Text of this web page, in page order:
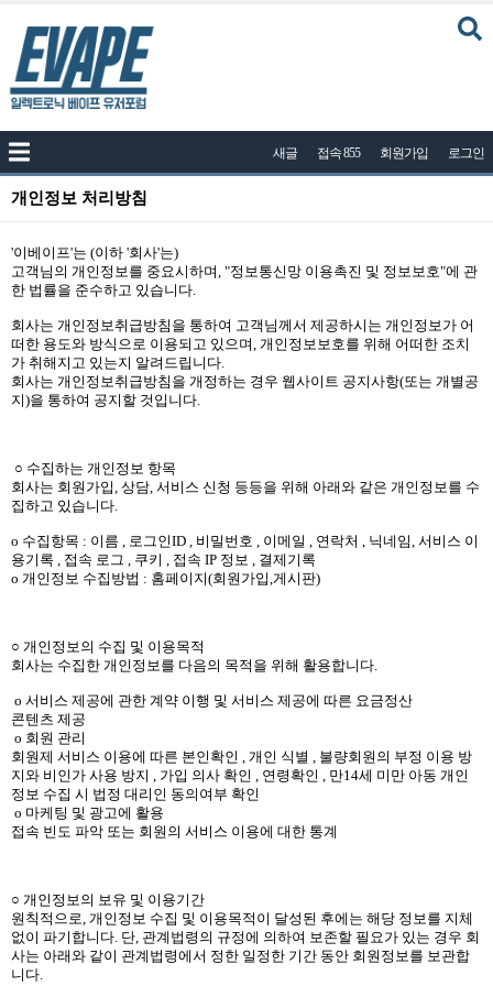
공지사항
나눔이벤트
질문답변
건의게시판
액상
리뷰게시판
레시피계산기
업체
모더게시판
제휴업체
트레이드
판매
나눔
거래후기
즐겨찾기
새글 접속 855 회원가입 로그인
개인정보 처리방침
'이베이프'는 (이하 '회사'는)
고객님의 개인정보를 중요시하며, "정보통신망 이용촉진 및 정보보호"에 관
한 법률을 준수하고 있습니다.
회사는 개인정보취급방침을 통하여 고객님께서 제공하시는 개인정보가 어
떠한 용도와 방식으로 이용되고 있으며, 개인정보보호를 위해 어떠한 조치
가 취해지고 있는지 알려드립니다.
회사는 개인정보취급방침을 개정하는 경우 웹사이트 공지사항(또는 개별공
지)을 통하여 공지할 것입니다.
○ 수집하는 개인정보 항목
회사는 회원가입, 상담, 서비스 신청 등등을 위해 아래와 같은 개인정보를 수
집하고 있습니다.
ο 수집항목 : 이름 , 로그인ID , 비밀번호 , 이메일 , 연락처 , 닉네임, 서비스 이
용기록 , 접속 로그 , 쿠키 , 접속 IP 정보 , 결제기록
ο 개인정보 수집방법 : 홈페이지(회원가입,게시판)
○​ 개인정보의 수집 및 이용목적
회사는 수집한 개인정보를 다음의 목적을 위해 활용합니다.
ο 서비스 제공에 관한 계약 이행 및 서비스 제공에 따른 요금정산
콘텐츠 제공
ο 회원 관리
회원제 서비스 이용에 따른 본인확인 , 개인 식별 , 불량회원의 부정 이용 방
지와 비인가 사용 방지 , 가입 의사 확인 , 연령확인 , 만14세 미만 아동 개인
정보 수집 시 법정 대리인 동의여부 확인
ο 마케팅 및 광고에 활용
접속 빈도 파악 또는 회원의 서비스 이용에 대한 통계
○​ 개인정보의 보유 및 이용기간
원칙적으로, 개인정보 수집 및 이용목적이 달성된 후에는 해당 정보를 지체
없이 파기합니다. 단, 관계법령의 규정에 의하여 보존할 필요가 있는 경우 회
사는 아래와 같이 관계법령에서 정한 일정한 기간 동안 회원정보를 보관합
니다.